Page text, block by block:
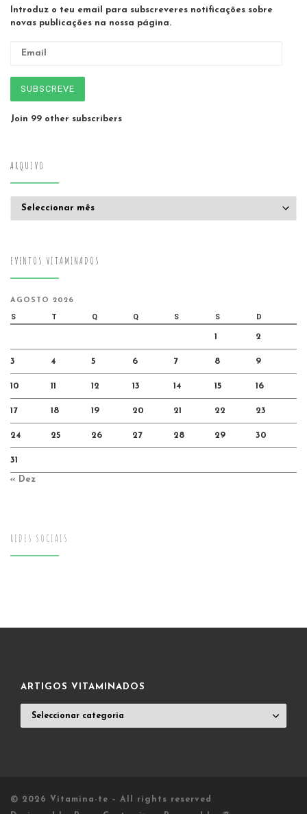
Introduz o teu email para subscreveres notificações sobre
novas publicações na nossa página.
SUBSCREVE
Join 99 other subscribers
ARQUIVO
EVENTOS VITAMINADOS
AGOSTO 2026
S T Q Q S S D
1 2
3 4 5 6 7 8 9
10 11 12 13 14 15 16
17 18 19 20 21 22 23
24 25 26 27 28 29 30
31
« Dez
REDES SOCIAIS
ARTIGOS VITAMINADOS
VITAMINADOS
© 2026 Vitamina-te – All rights reserved